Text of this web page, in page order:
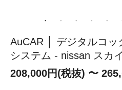
AuCAR │ デジタルコッ
システム - nissan スカ
208,000円(税抜) 〜